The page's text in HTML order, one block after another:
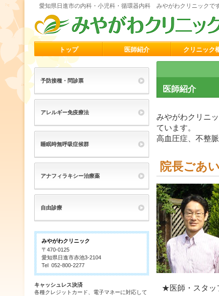
愛知県日進市の内科・小児科・循環器内科 みやがわクリニックで
医師紹介
みやがわクリニ
ています。
高血圧症、不整
院長ごあ
★医師・スタッ
トップ 医師紹介 クリニック
予防接種・問診票
アレルギー免疫療法
睡眠時無呼吸症候群
アナフィラキシー治療薬
自由診療
みやがわクリニック
〒470-0125
愛知県日進市赤池3-2104
Tel 052-800-2277
キャッシュレス決済
各種クレジットカード、電子マネーに対応して